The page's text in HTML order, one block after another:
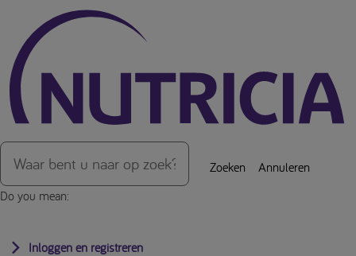
Over de inhoud van de pagina
Zoeken
Annuleren
Do you mean:
Inloggen en registreren